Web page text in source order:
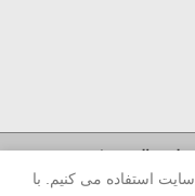
میله متالمی‌باشد.
استفاده می کنیم. با